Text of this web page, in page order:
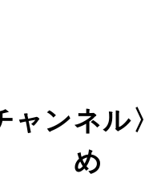
ャンネル
め